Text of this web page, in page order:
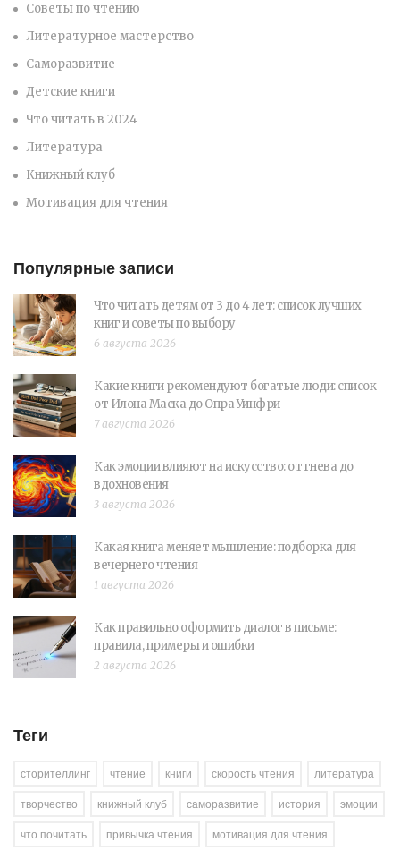
Советы по чтению
Литературное мастерство
Саморазвитие
Детские книги
Что читать в 2024
Литература
Книжный клуб
Мотивация для чтения
Популярные записи
Что читать детям от 3 до 4 лет: список лучших
книг и советы по выбору
6 августа 2026
Какие книги рекомендуют богатые люди: список
от Илона Маска до Опра Уинфри
7 августа 2026
Как эмоции влияют на искусство: от гнева до
вдохновения
3 августа 2026
Какая книга меняет мышление: подборка для
вечернего чтения
1 августа 2026
Как правильно оформить диалог в письме:
правила, примеры и ошибки
2 августа 2026
Теги
сторителлинг чтение книги скорость чтения
литература
творчество
книжный клуб саморазвитие история
эмоции
что почитать
привычка чтения
мотивация для чтения